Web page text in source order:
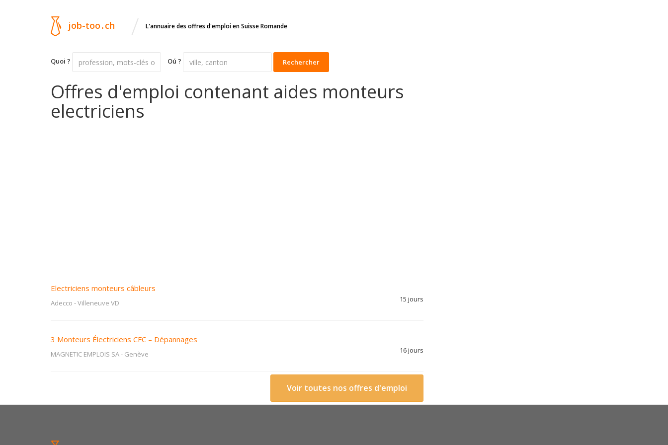
job-too.ch / L'annuaire des offres d'emploi en Suisse Romande
Quoi ? Oú ? Rechercher
Offres d'emploi contenant aides monteurs
electriciens
Electriciens monteurs câbleurs
Adecco -Villeneuve VD 15 jours
3 Monteurs Électriciens CFC – Dépannages
MAGNETIC EMPLOIS SA- Genève 16 jours
Voir toutes nos offres d'emploi